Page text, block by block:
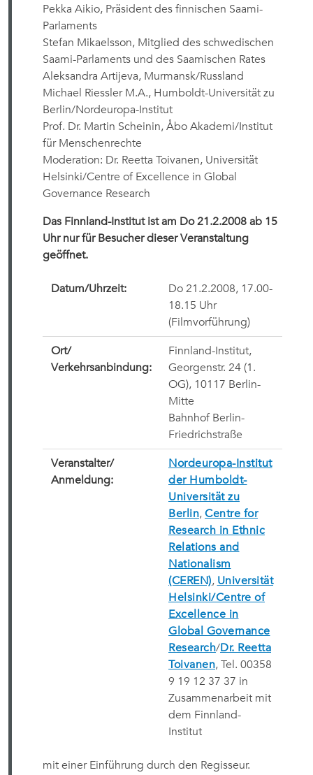
Pekka Aikio, Präsident des finnischen Saami-
Parlaments
Stefan Mikaelsson, Mitglied des schwedischen
Saami-Parlaments und des Saamischen Rates
Aleksandra Artijeva, Murmansk/Russland
Michael Riessler M.A., Humboldt-Universität zu
Berlin/Nordeuropa-Institut
Prof. Dr. Martin Scheinin, Åbo Akademi/Institut
für Menschenrechte
Moderation: Dr. Reetta Toivanen, Universität
Helsinki/Centre of Excellence in Global
Governance Research
Das Finnland-Institut ist am Do 21.2.2008 ab 15
Uhr nur für Besucher dieser Veranstaltung
geöffnet.
Datum/Uhrzeit:
Do 21.2.2008, 17.00-
18.15 Uhr
(Filmvorführung)
Ort/
Verkehrsanbindung:
Finnland-Institut,
Georgenstr. 24 (1.
OG), 10117 Berlin-
Mitte
Bahnhof Berlin-
Friedrichstraße
Veranstalter/
Anmeldung:
Nordeuropa-Institut
der Humboldt-
Universität zu
Berlin, Centre for
Research in Ethnic
Relations and
Nationalism
(CEREN), Universität
Helsinki/Centre of
Excellence in
Global Governance
Research/Dr. Reetta
Toivanen, Tel. 00358
9 19 12 37 37 in
Zusammenarbeit mit
dem Finnland-
Institut
mit einer Einführung durch den Regisseur.